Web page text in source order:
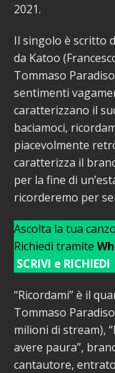
2021.
Il singolo è scritto
da Katoo
Tommaso
sentimenti
caratterizzano il
baciamoci,
piacevolmente
caratterizza il
per la fine di
ricorderemo per
Ascolta la tua
Richiedi tramite
SCRIVI e RICHIEDI
“Ricordami” è il
Tommaso
milioni di stream),
avere paura”,
cantautore,